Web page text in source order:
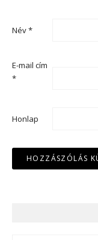
Név*
E-mail cím
*
Honlap